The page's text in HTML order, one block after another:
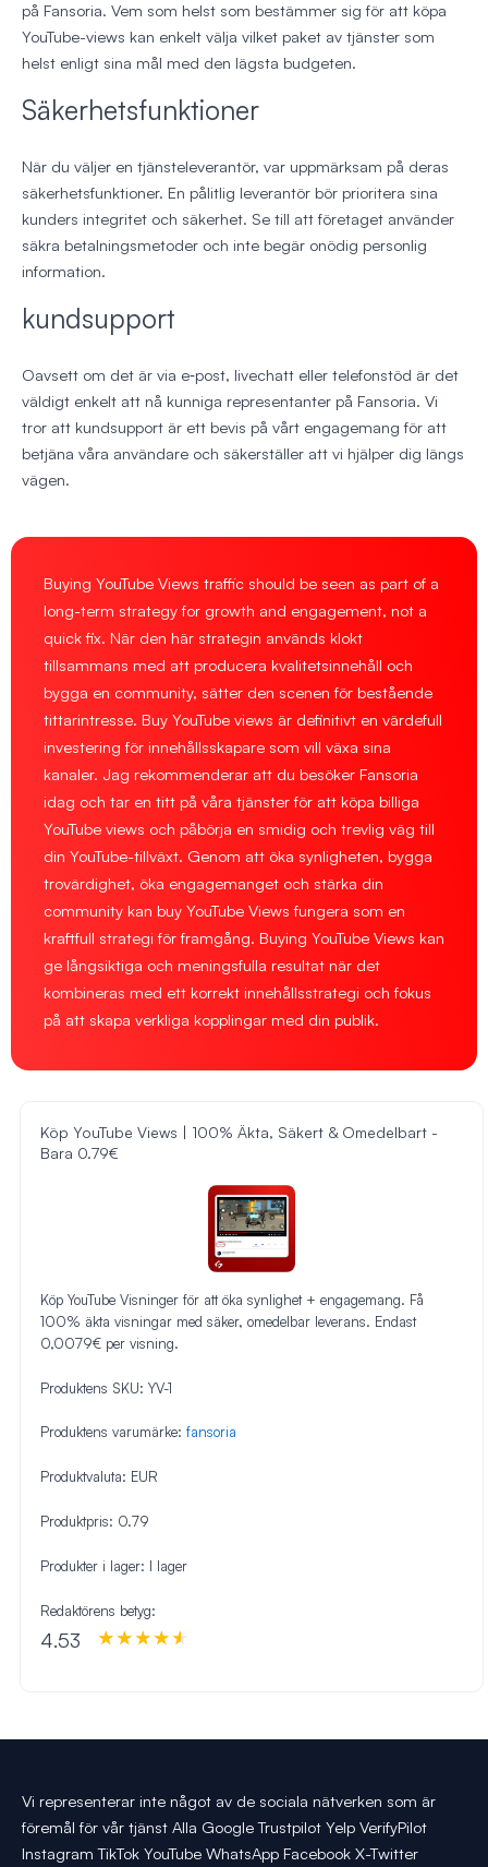
på Fansoria. Vem som helst som bestämmer sig för att köpa
YouTube-views kan enkelt välja vilket paket av tjänster som
helst enligt sina mål med den lägsta budgeten.
Säkerhetsfunktioner
När du väljer en tjänsteleverantör, var uppmärksam på deras
säkerhetsfunktioner. En pålitlig leverantör bör prioritera sina
kunders integritet och säkerhet. Se till att företaget använder
säkra betalningsmetoder och inte begär onödig personlig
information.
kundsupport
Oavsett om det är via e‑post, livechatt eller telefonstöd är det
väldigt enkelt att nå kunniga representanter på Fansoria. Vi
tror att kundsupport är ett bevis på vårt engagemang för att
betjäna våra användare och säkerställer att vi hjälper dig längs
vägen.
Buying YouTube Views traffic should be seen as part of a
long-term strategy for growth and engagement, not a
quick fix. När den här strategin används klokt
tillsammans med att producera kvalitetsinnehåll och
bygga en community, sätter den scenen för bestående
tittarintresse. Buy YouTube views är definitivt en värdefull
investering för innehållsskapare som vill växa sina
kanaler. Jag rekommenderar att du besöker Fansoria
idag och tar en titt på våra tjänster för att köpa billiga
YouTube views och påbörja en smidig och trevlig väg till
din YouTube-tillväxt. Genom att öka synligheten, bygga
trovärdighet, öka engagemanget och stärka din
community kan buy YouTube Views fungera som en
kraftfull strategi för framgång. Buying YouTube Views kan
ge långsiktiga och meningsfulla resultat när det
kombineras med ett korrekt innehållsstrategi och fokus
på att skapa verkliga kopplingar med din publik.
Köp YouTube Views | 100% Äkta, Säkert & Omedelbart -
Bara 0.79€
Köp YouTube Visninger för att öka synlighet + engagemang. Få
100% äkta visningar med säker, omedelbar leverans. Endast
0,0079€ per visning.
Produktens SKU: YV-1
Produktens varumärke: fansoria
Produktvaluta: EUR
Produktpris: 0.79
Produkter i lager: I lager
Redaktörens betyg:
4.53
Vi representerar inte något av de sociala nätverken som är
föremål för vår tjänst Alla Google Trustpilot Yelp VerifyPilot
Instagram TikTok YouTube WhatsApp Facebook X-Twitter